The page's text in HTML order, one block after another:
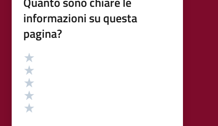
informazioni su questa
pagina?
Valutazione